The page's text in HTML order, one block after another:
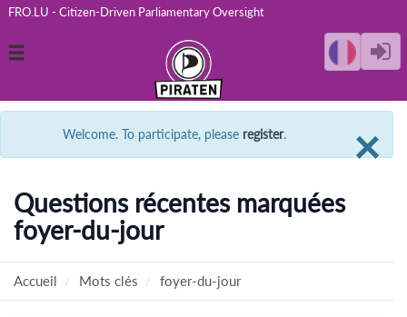
FRO.LU - Citizen-Driven Parliamentary Oversight
Toggle
×
Welcome. To participate, please register.
Questions récentes marquées
foyer-du-jour
Accueil Mots clés foyer-du-jour